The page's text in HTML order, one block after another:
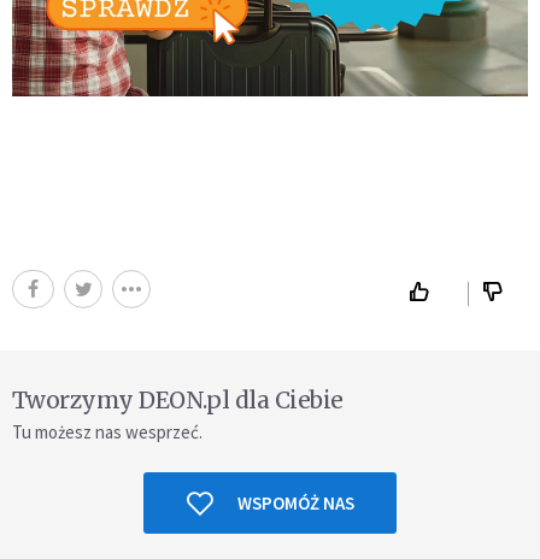
Tworzymy DEON.pl dla Ciebie
Tu możesz nas wesprzeć.
WSPOMÓŻ NAS